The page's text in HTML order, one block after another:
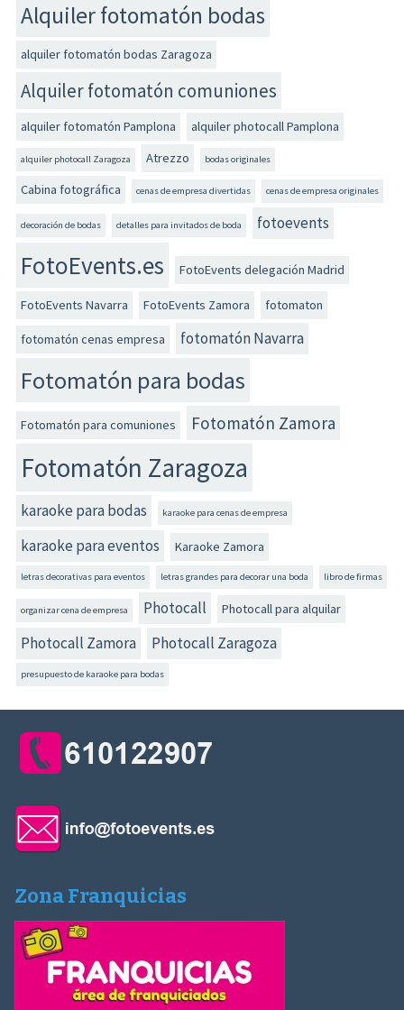
Alquiler fotomatón bodas
alquiler fotomatón bodas Zaragoza
Alquiler fotomatón comuniones
alquiler fotomatón Pamplona alquiler photocall Pamplona
alquiler photocall Zaragoza Atrezzo bodas originales
Cabina fotográfica cenas de empresa divertidas cenas de empresa originales
decoración de bodas detalles para invitados de boda fotoevents
FotoEvents.es FotoEvents delegación Madrid
FotoEvents Navarra FotoEvents Zamora fotomaton
fotomatón cenas empresa fotomatón Navarra
Fotomatón para bodas
Fotomatón para comuniones Fotomatón Zamora
Fotomatón Zaragoza
karaoke para bodas karaoke para cenas de empresa
karaoke para eventos Karaoke Zamora
letras decorativas para eventos letras grandes para decorar una boda libro de firmas
organizar cena de empresa Photocall Photocall para alquilar
Photocall Zamora Photocall Zaragoza
presupuesto de karaoke para bodas
Zona Franquicias